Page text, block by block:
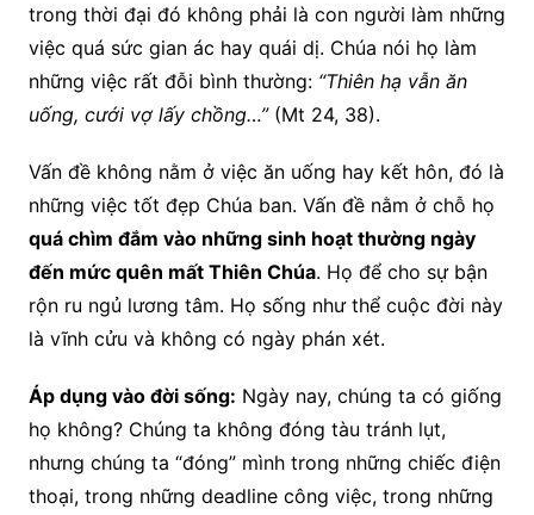
trong thời đại đó không phải là con người làm những
việc quá sức gian ác hay quái dị. Chúa nói họ làm
những việc rất đỗi bình thường: “Thiên hạ vẫn ăn
uống, cưới vợ lấy chồng…”(Mt 24, 38).
Vấn đề không nằm ở việc ăn uống hay kết hôn, đó là
những việc tốt đẹp Chúa ban. Vấn đề nằm ở chỗ họ
quá chìm đắm vào những sinh hoạt thường ngày
đến mức quên mất Thiên Chúa. Họ để cho sự bận
rộn ru ngủ lương tâm. Họ sống như thể cuộc đời này
là vĩnh cửu và không có ngày phán xét.
Áp dụng vào đời sống: Ngày nay, chúng ta có giống
họ không? Chúng ta không đóng tàu tránh lụt,
nhưng chúng ta “đóng” mình trong những chiếc điện
thoại, trong những deadline công việc, trong những